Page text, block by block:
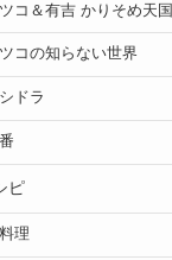
コ＆有吉 かりそめ天国
コの知らない世界
ドラ
ピ
理